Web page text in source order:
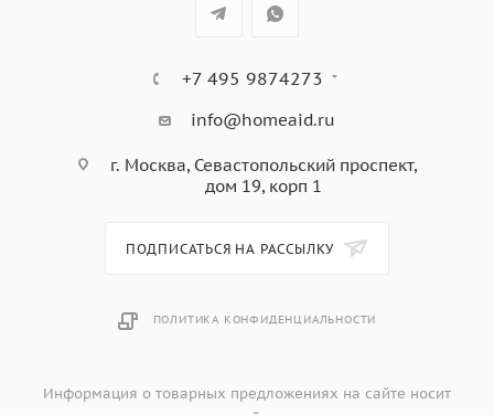
+7 495 9874273
info@homeaid.ru
г. Москва, Севастопольский проспект,
дом 19, корп 1
ПОДПИСАТЬСЯ НА РАССЫЛКУ
ПОЛИТИКА КОНФИДЕНЦИАЛЬНОСТИ
Информация о товарных предложениях на сайте носит